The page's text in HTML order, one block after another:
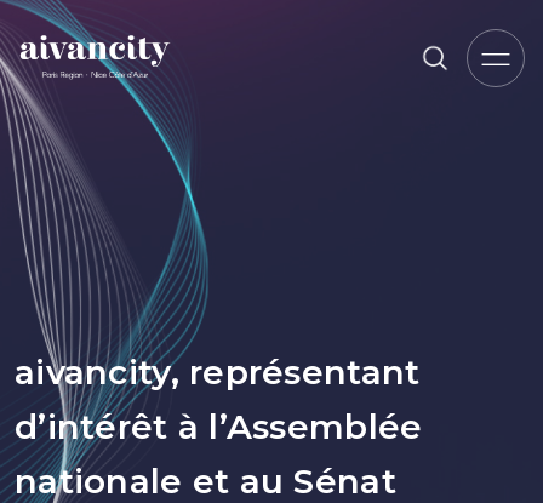
Aller au contenu principal
Fil d'Ariane
aivancity, représentant
d’intérêt à l’Assemblée
nationale et au Sénat